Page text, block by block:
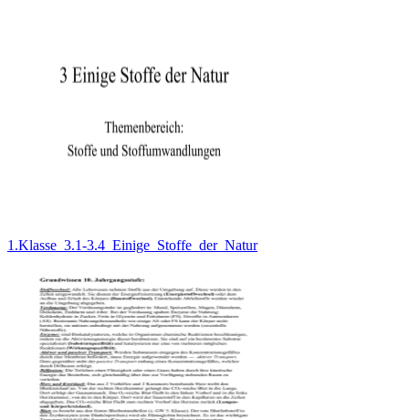
1.Klasse_3.1-3.4_Einige_Stoffe_der_Natur